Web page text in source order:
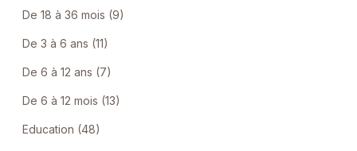
De 18 à 36 mois (9)
De 3 à 6 ans (11)
De 6 à 12 ans (7)
De 6 à 12 mois (13)
Education (48)